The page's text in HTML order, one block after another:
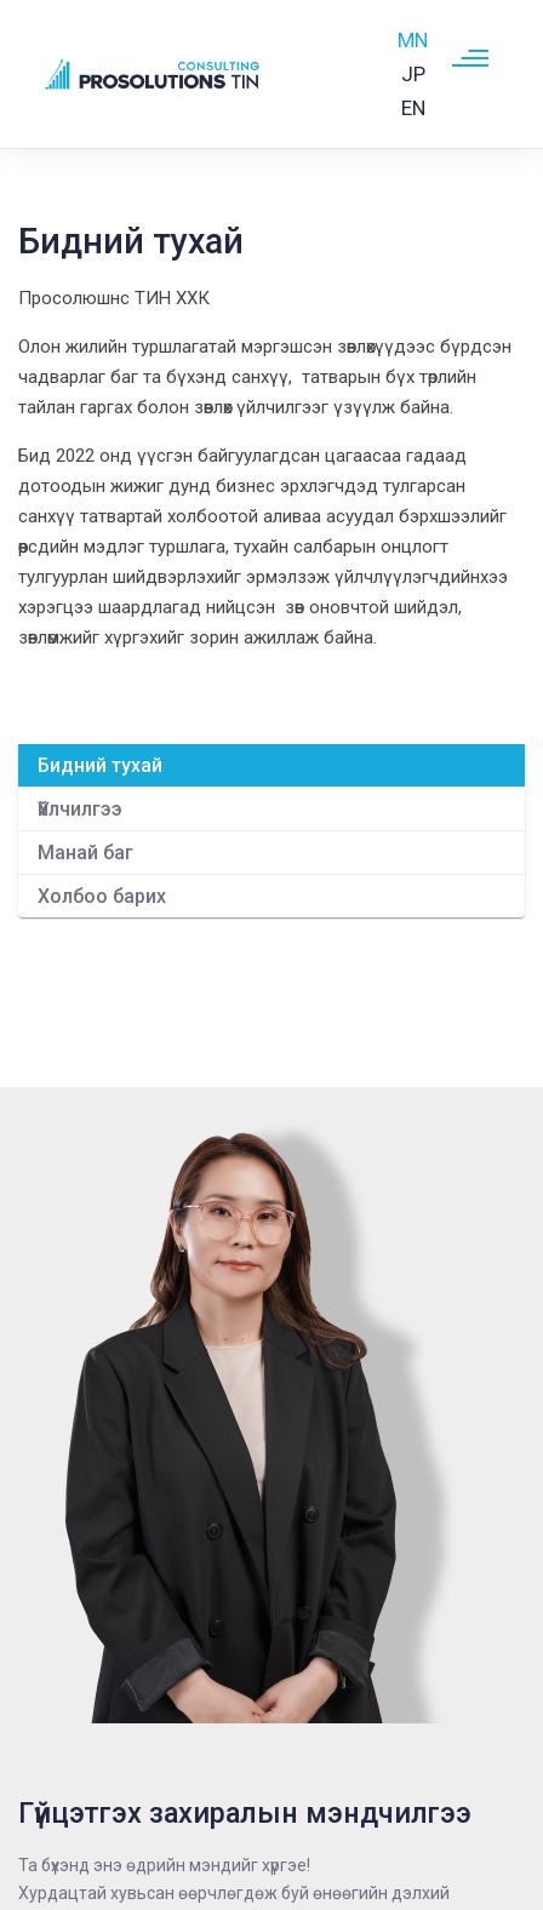
MN
JP
EN
Бидний тухай
Просолюшнс ТИН ХХК
Олон жилийн туршлагатай мэргэшсэн зөвлөхүүдээс бүрдсэн
чадварлаг баг та бүхэнд санхүү, татварын бүх төрлийн
тайлан гаргах болон зөвлөх үйлчилгээг үзүүлж байна.
Бид 2022 онд үүсгэн байгуулагдсан цагаасаа гадаад
дотоодын жижиг дунд бизнес эрхлэгчдэд тулгарсан
санхүү татвартай холбоотой аливаа асуудал бэрхшээлийг
өөрсдийн мэдлэг туршлага, тухайн салбарын онцлогт
тулгуурлан шийдвэрлэхийг эрмэлзэж үйлчлүүлэгчдийнхээ
хэрэгцээ шаардлагад нийцсэн зөв оновчтой шийдэл,
зөвлөмжийг хүргэхийг зорин ажиллаж байна.
Бидний тухай
Үйлчилгээ
Манай баг
Холбоо барих
Гүйцэтгэх захиралын мэндчилгээ
Та бүхэнд энэ өдрийн мэндийг хүргэе!
Хурдацтай хувьсан өөрчлөгдөж буй өнөөгийн дэлхий